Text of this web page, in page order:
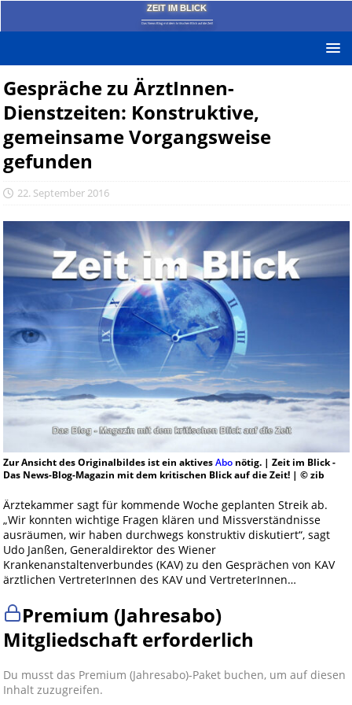
ZEIT IM BLICK
Das News-Blog mit dem kritischen Blick auf die Zeit!
Gespräche zu ÄrztInnen-
Dienstzeiten: Konstruktive,
gemeinsame Vorgangsweise
gefunden
22. September 2016
Zur Ansicht des Originalbildes ist ein aktivesAbonötig. | Zeit im Blick -
Das News-Blog-Magazin mit dem kritischen Blick auf die Zeit! | © zib
Ärztekammer sagt für kommende Woche geplanten Streik ab.
„Wir konnten wichtige Fragen klären und Missverständnisse
ausräumen, wir haben durchwegs konstruktiv diskutiert“, sagt
Udo Janßen, Generaldirektor des Wiener
Krankenanstaltenverbundes (KAV) zu den Gesprächen von KAV
ärztlichen VertreterInnen des KAV und VertreterInnen…
Premium (Jahresabo)
Mitgliedschaft erforderlich
Du musst das Premium (Jahresabo)-Paket buchen, um auf diesen
Inhalt zuzugreifen.